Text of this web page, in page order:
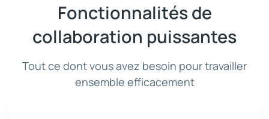
Fonctionnalités de
collaboration puissantes
Tout ce dont vous avez besoin pour travailler
ensemble efficacement